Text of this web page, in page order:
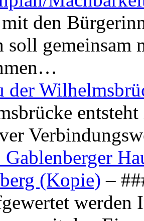
den
soll gemeinsam
der
(Kopie) –
werden